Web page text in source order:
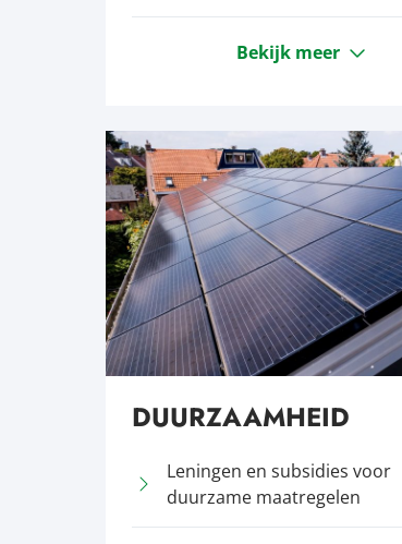
Bekijk meer
DUURZAAMHEID
Leningen en subsidies voor
duurzame maatregelen